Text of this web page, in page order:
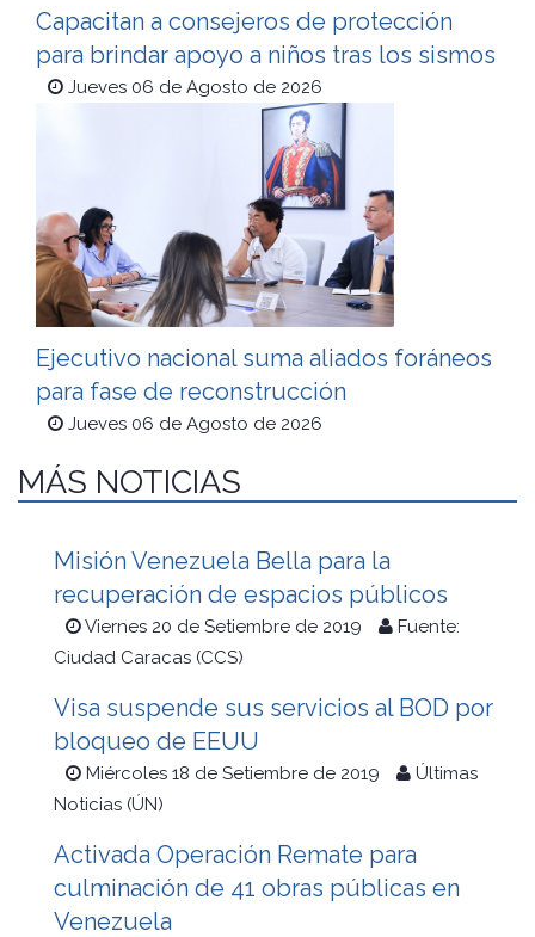
Capacitan a consejeros de protección
para brindar apoyo a niños tras los sismos
Jueves 06 de Agosto de 2026
Ejecutivo nacional suma aliados foráneos
para fase de reconstrucción
Jueves 06 de Agosto de 2026
MÁS NOTICIAS
Misión Venezuela Bella para la
recuperación de espacios públicos
Viernes 20 de Setiembre de 2019
Fuente:
Ciudad Caracas (CCS)
Visa suspende sus servicios al BOD por
bloqueo de EEUU
Miércoles 18 de Setiembre de 2019
Últimas
Noticias (ÚN)
Activada Operación Remate para
culminación de 41 obras públicas en
Venezuela